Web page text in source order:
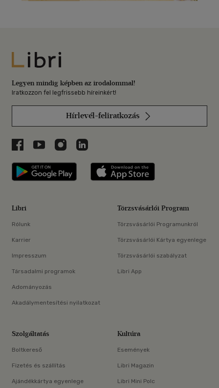
Libri
Legyen mindig képben az irodalommal!
Iratkozzon fel legfrissebb híreinkért!
Hírlevél-feliratkozás
Libri a Facebookon
Libri a Youtube-on
Libri az Instagramon
Libri a LinkedInen
Libri applikáció Szerezd meg: Google
Libri
Rólunk
Karrier
Impresszum
Társadalmi programok
Adományozás
Akadálymentesítési nyilatkozat
Törzsvásárlói Program
Törzsvásárlói Programunkról
Törzsvásárlói Kártya egyenlege
Törzsvásárlói szabályzat
Libri App
Szolgáltatás
Boltkereső
Fizetés és szállítás
Ajándékkártya egyenlege
Kultúra
Események
Libri Magazin
Libri Mini Polc